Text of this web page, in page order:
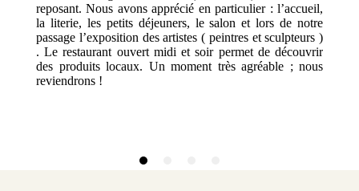
reposant. Nous avons apprécié en particulier : l’accueil,
la literie, les petits déjeuners, le salon et lors de notre
passage l’exposition des artistes ( peintres et sculpteurs )
. Le restaurant ouvert midi et soir permet de découvrir
des produits locaux. Un moment très agréable ; nous
reviendrons !